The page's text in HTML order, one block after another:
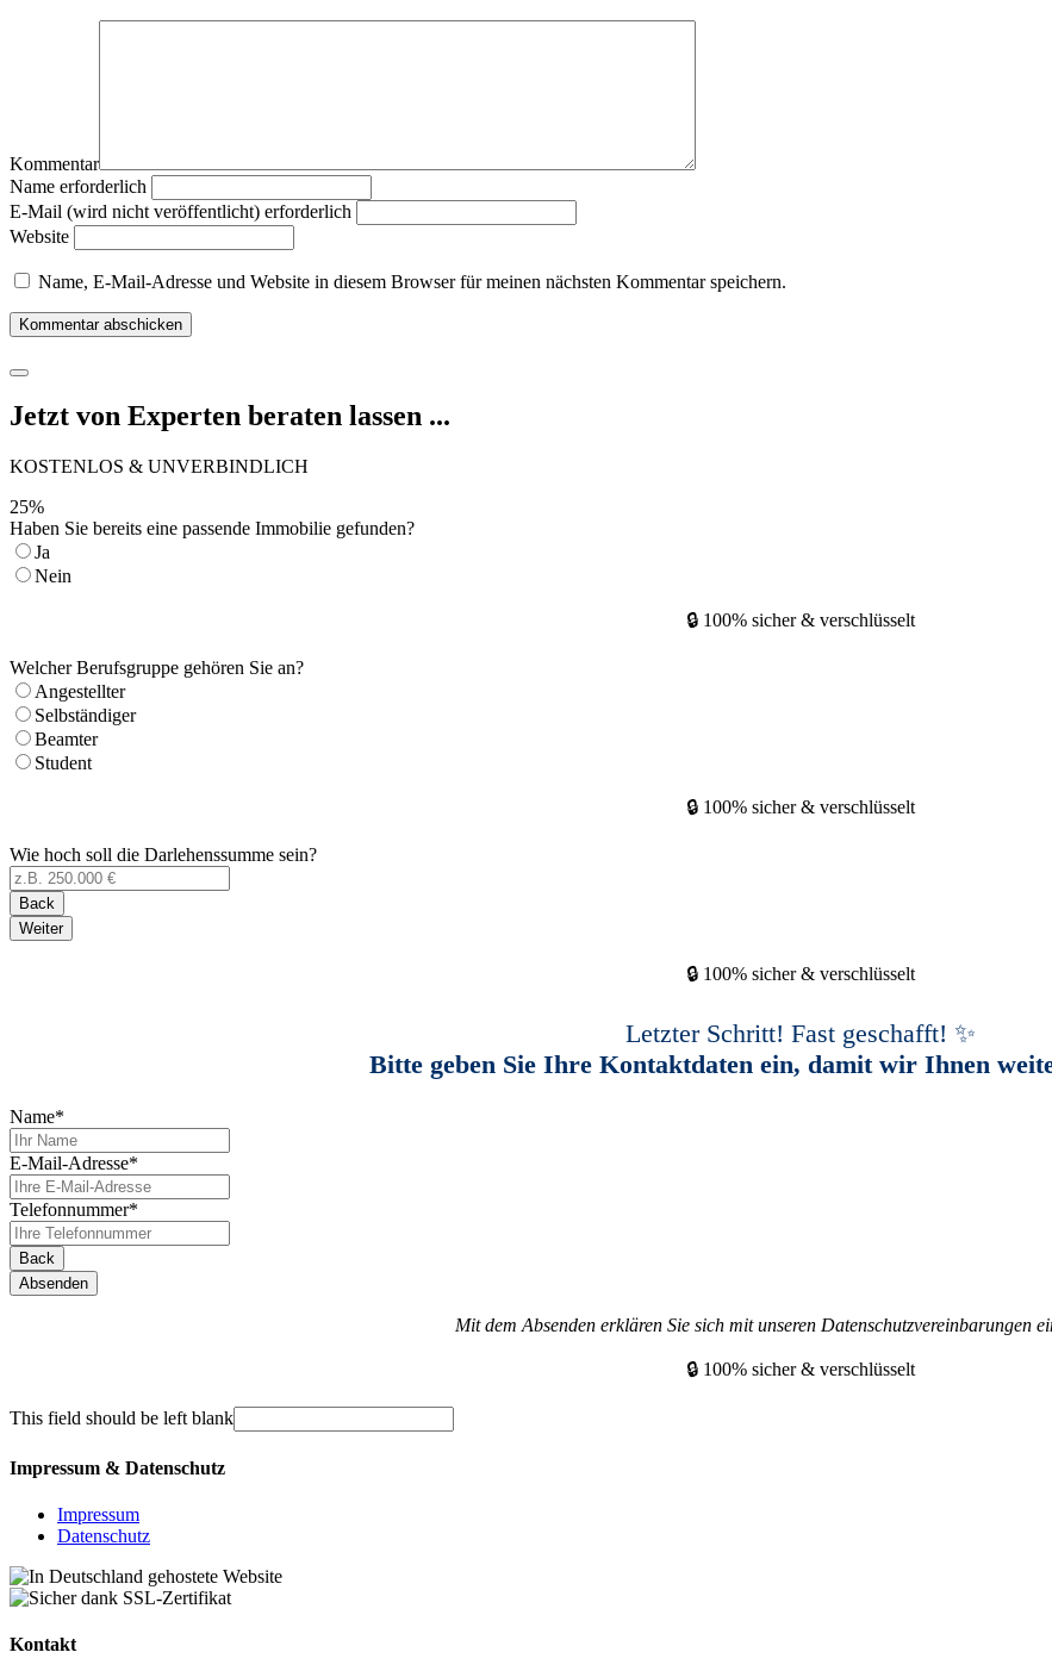
Kommentar
Name erforderlich
E-Mail (wird nicht veröffentlicht) erforderlich
Website
Name, E-Mail-Adresse und Website in diesem Browser für meinen nächsten Kommentar speichern.
Jetzt von Experten beraten lassen ...
KOSTENLOS & UNVERBINDLICH
25%
Haben Sie bereits eine passende Immobilie gefunden?
Ja
Nein
🔒 100% sicher & verschlüsselt
Welcher Berufsgruppe gehören Sie an?
Angestellter
Selbständiger
Beamter
Student
🔒 100% sicher & verschlüsselt
Wie hoch soll die Darlehenssumme sein?
Back
Weiter
🔒 100% sicher & verschlüsselt
Letzter Schritt! Fast geschafft! ✨
Bitte geben Sie Ihre Kontaktdaten ein, damit wir Ihnen
Name*
E-Mail-Adresse*
Telefonnummer*
Back
Absenden
Mit dem Absenden erklären Sie sich mit unseren Datenschutzvereinbarungen
🔒 100% sicher & verschlüsselt
This field should be left blank
Impressum & Datenschutz
Impressum
Datenschutz
Kontakt